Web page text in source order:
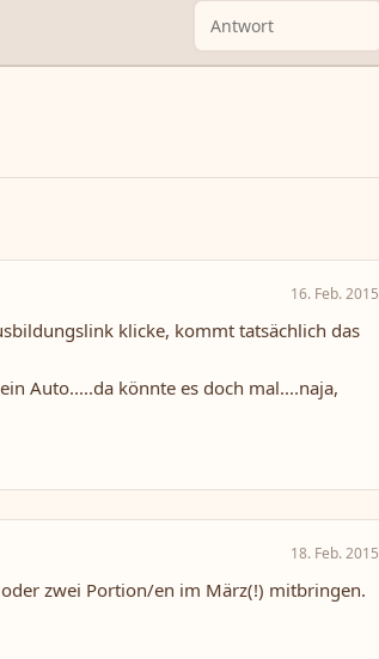
16. Feb. 2015
klicke, kommt tatsächlich das
Auto.....da könnte es doch mal....naja,
18. Feb. 2015
zwei Portion/en im März(!) mitbringen.